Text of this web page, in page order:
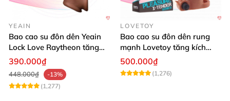
YEAIN
Bao cao su đôn dên Yeain
Lock Love Raytheon tăng
kích thước mạnh mẽ
390.000₫
448.000₫
-13%
(1,277)
LOVETOY
Bao cao su đôn dên rung
mạnh Lovetoy tăng kích
thước cực đã
500.000₫
(1,276)